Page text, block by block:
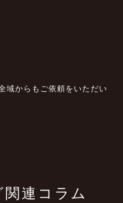
域からもご依頼をいただい
連コラム